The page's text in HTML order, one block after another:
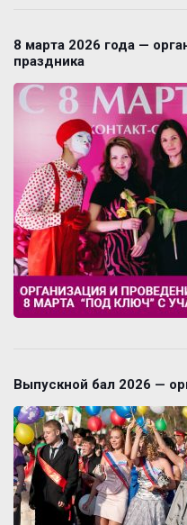
8 марта 2026 года —
праздника
Выпускной бал 2026 —